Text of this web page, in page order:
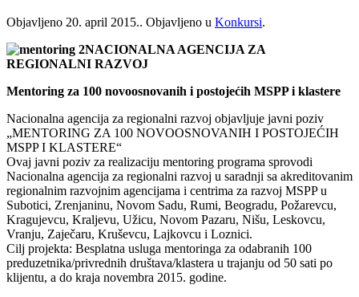
Objavljeno 20. april 2015.. Objavljeno u Konkursi.
NACIONALNA AGENCIJA ZA
REGIONALNI RAZVOJ
Mentoring za 100 novoosnovanih i postojećih MSPP i klastere
Nacionalna agencija za regionalni razvoj objavljuje javni poziv
„MENTORING ZA 100 NOVOOSNOVANIH I POSTOJEĆIH
MSPP I KLASTERE“
Ovaj javni poziv za realizaciju mentoring programa sprovodi
Nacionalna agencija za regionalni razvoj u saradnji sa akreditovanim
regionalnim razvojnim agencijama i centrima za razvoj MSPP u
Subotici, Zrenjaninu, Novom Sadu, Rumi, Beogradu, Požarevcu,
Kragujevcu, Kraljevu, Užicu, Novom Pazaru, Nišu, Leskovcu,
Vranju, Zaječaru, Kruševcu, Lajkovcu i Loznici.
Cilj projekta: Besplatna usluga mentoringa za odabranih 100
preduzetnika/privrednih društava/klastera u trajanju od 50 sati po
klijentu, a do kraja novembra 2015. godine.